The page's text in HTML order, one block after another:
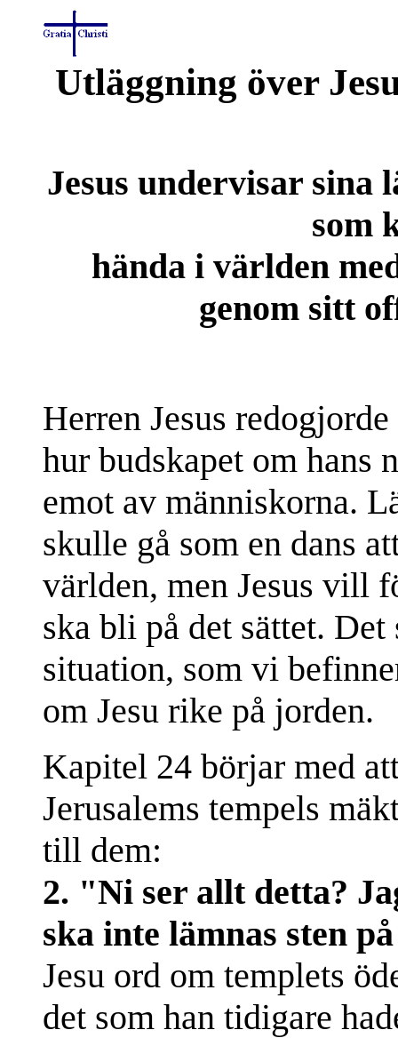
Utläggning över
Jesus undervisar sina
som
hända i världen
genom sitt
Herren Jesus
hur budskapet om hans
emot av människorna.
skulle gå som en dans
världen, men Jesus vill
ska bli på det sättet.
situation, som vi
om Jesu rike på jorden.
Kapitel 24 börjar med
Jerusalems tempels
till dem:
2. "Ni ser allt detta?
ska inte lämnas sten
Jesu ord om templets
det som han tidigare